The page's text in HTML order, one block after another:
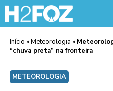
Início »Meteorologia »
“chuva preta” na fronteira
METEOROLOGIA